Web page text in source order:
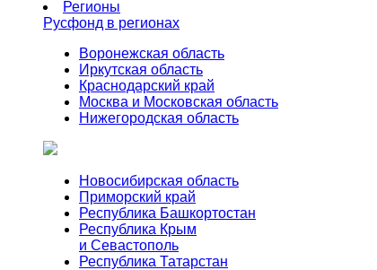
Регионы
Русфонд в регионах
Воронежская область
Иркутская область
Краснодарский край
Москва и Московская область
Нижегородская область
Новосибирская область
Приморский край
Республика Башкортостан
Республика Крым
и Севастополь
Республика Татарстан